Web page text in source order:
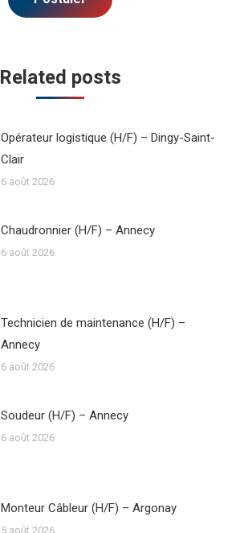
Related posts
Opérateur logistique (H/F) – Dingy-Saint-
Clair
6 août 2026
Chaudronnier (H/F) – Annecy
6 août 2026
Technicien de maintenance (H/F) –
Annecy
6 août 2026
Soudeur (H/F) – Annecy
6 août 2026
Monteur Câbleur (H/F) – Argonay
5 août 2026